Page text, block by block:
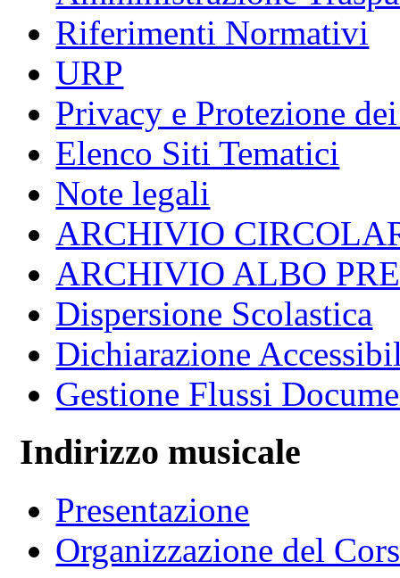
Riferimenti Normativi
URP
Privacy e Protezione
Elenco Siti Tematici
Note legali
ARCHIVIO
ARCHIVIO ALBO
Dispersione Scolastica
Dichiarazione
Gestione Flussi
Indirizzo musicale
Presentazione
Organizzazione del